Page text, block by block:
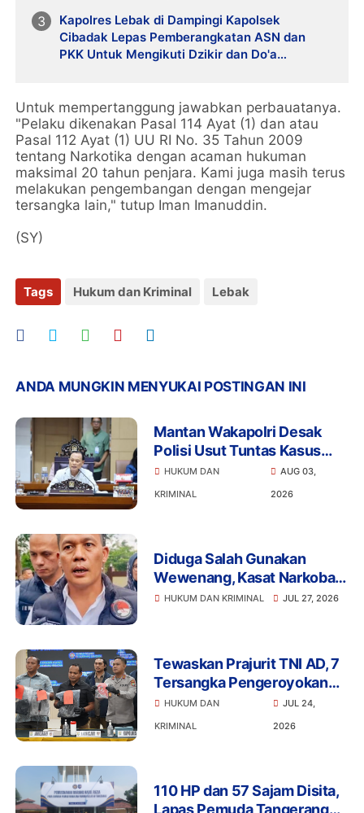
Kapolres Lebak di Dampingi Kapolsek
Cibadak Lepas Pemberangkatan ASN dan
PKK Untuk Mengikuti Dzikir dan Do'a
Untuk mempertanggung jawabkan perbauatanya.
"Pelaku dikenakan Pasal 114 Ayat (1) dan atau
Pasal 112 Ayat (1) UU RI No. 35 Tahun 2009
tentang Narkotika dengan acaman hukuman
maksimal 20 tahun penjara. Kami juga masih terus
melakukan pengembangan dengan mengejar
tersangka lain," tutup Iman Imanuddin.
(SY)
Tags Hukum dan Kriminal Lebak
ANDA MUNGKIN MENYUKAI POSTINGAN INI
Mantan Wakapolri Desak
Polisi Usut Tuntas Kasus
Bigmo Ajak Anak di Bawah
Umur Promosikan Vape
HUKUM DAN
KRIMINAL
AUG 03,
2026
Diduga Salah Gunakan
Wewenang, Kasat Narkoba
Polres Tangsel dan 6
HUKUM DAN KRIMINAL JUL 27, 2026
Tewaskan Prajurit TNI AD, 7
Tersangka Pengeroyokan
Terancam Penjara Seumur
Hidup
HUKUM DAN
KRIMINAL
JUL 24,
2026
110 HP dan 57 Sajam Disita,
Lapas Pemuda Tangerang